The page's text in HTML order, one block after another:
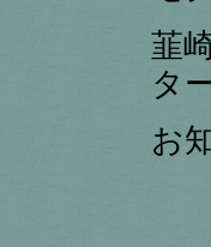
韮
タ
お